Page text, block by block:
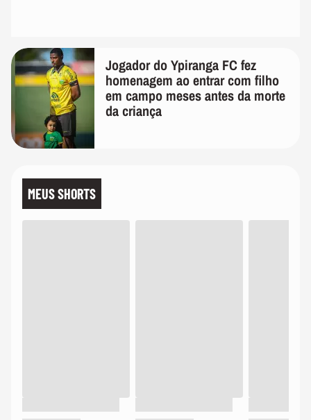
Jogador do Ypiranga FC fez
homenagem ao entrar com filho
em campo meses antes da morte
da criança
MEUS SHORTS